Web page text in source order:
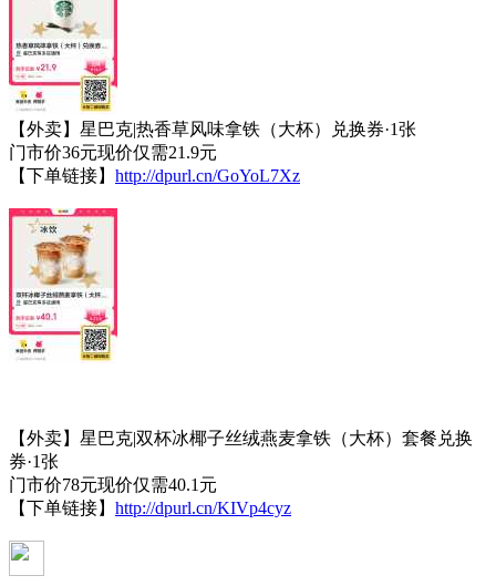
【外卖】星巴克|热香草风味拿铁（大杯）兑换券·1张
门市价36元现价仅需21.9元
【下单链接】 http://dpurl.cn/GoYoL7Xz
【外卖】星巴克|双杯冰椰子丝绒燕麦拿铁（大杯）套餐兑换
券·1张
门市价78元现价仅需40.1元
【下单链接】 http://dpurl.cn/KIVp4cyz